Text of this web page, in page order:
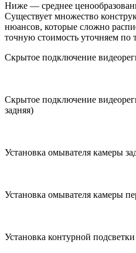
Ниже — среднее
Существует множество
нюансов, которые сложно
точную стоимость уточняем по
Скрытое подключение
Скрытое подключение
задняя)
Установка омывателя камеры
Установка омывателя камеры
Установка контурной